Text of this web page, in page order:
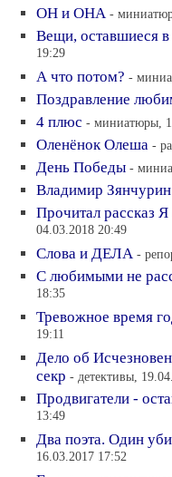
ОН и ОНА -
Вещи, оставшиеся
19:29
А что потом? -
Поздравление
4 плюс - миниатюры,
Оленёнок Олеша -
День Победы -
Владимир Зянчурин
Прочитал рассказ
04.03.2018 20:49
Слова и ДЕЛА -
С любимыми не
18:35
Тревожное время
19:11
Дело об
секр - детективы,
Продвигатели -
13:49
Два поэта. Один
16.03.2017 17:52